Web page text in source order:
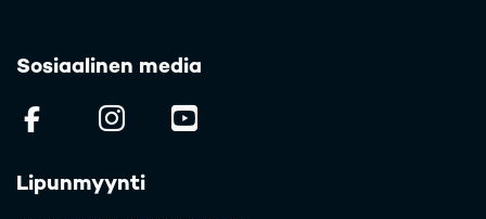
Sosiaalinen media
(opens in a new tab)
(opens in a new tab)
Lipunmyynti